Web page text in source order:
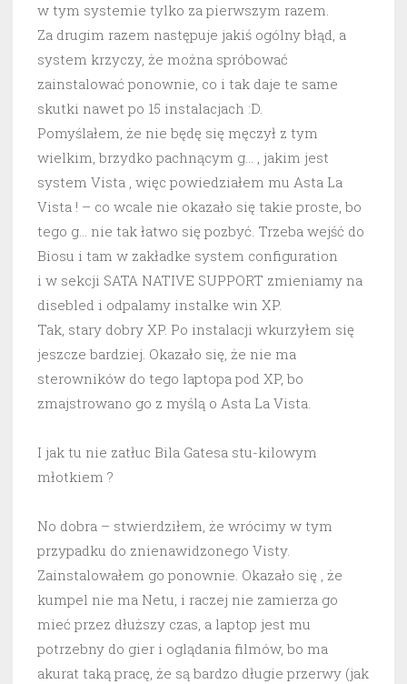
w tym systemie tylko za pierwszym razem.
Za drugim razem następuje jakiś ogólny błąd, a
system krzyczy, że można spróbować
zainstalować ponownie, co i tak daje te same
skutki nawet po 15 instalacjach :D.
Pomyślałem, że nie będę się męczył z tym
wielkim, brzydko pachnącym g… , jakim jest
system Vista , więc powiedziałem mu Asta La
Vista ! – co wcale nie okazało się takie proste, bo
tego g… nie tak łatwo się pozbyć. Trzeba wejść do
Biosu i tam w zakładke system configuration
i w sekcji SATA NATIVE SUPPORT zmieniamy na
disebled i odpalamy instalke win XP.
Tak, stary dobry XP. Po instalacji wkurzyłem się
jeszcze bardziej. Okazało się, że nie ma
sterowników do tego laptopa pod XP, bo
zmajstrowano go z myślą o Asta La Vista.
I jak tu nie zatłuc Bila Gatesa stu-kilowym
młotkiem ?
No dobra – stwierdziłem, że wrócimy w tym
przypadku do znienawidzonego Visty.
Zainstalowałem go ponownie. Okazało się , że
kumpel nie ma Netu, i raczej nie zamierza go
mieć przez dłuższy czas, a laptop jest mu
potrzebny do gier i oglądania filmów, bo ma
akurat taką pracę, że są bardzo długie przerwy (jak